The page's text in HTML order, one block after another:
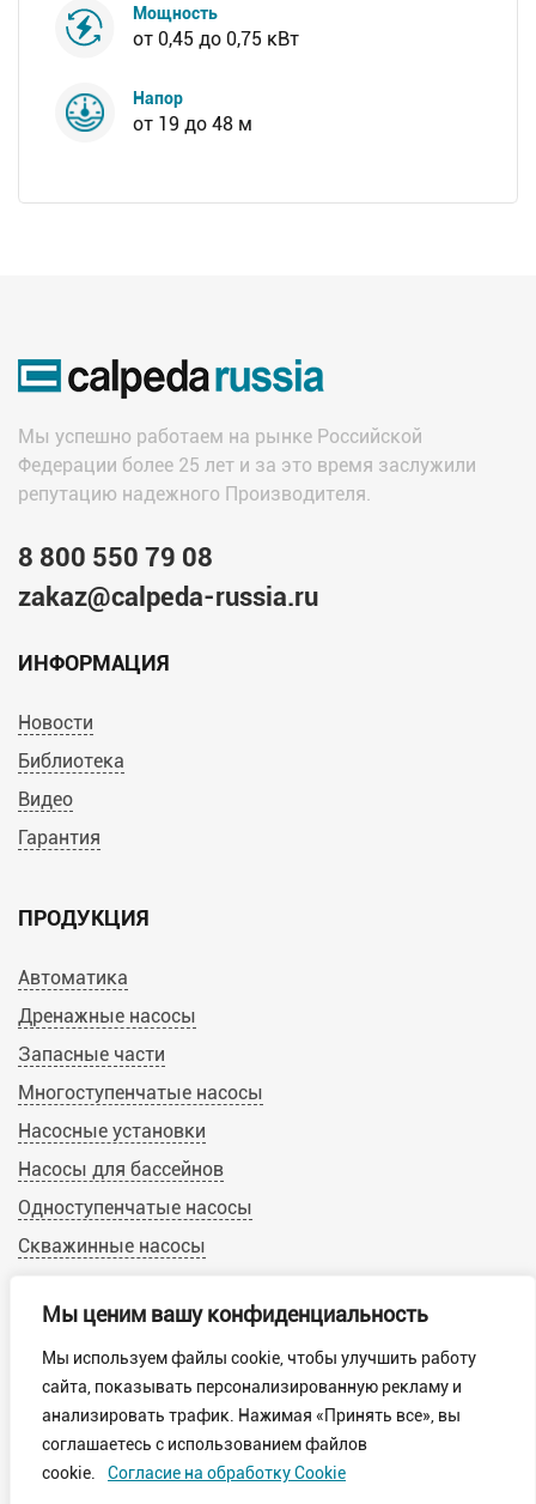
Мы ценим вашу конфиденциальность
Мы используем файлы cookie, чтобы улучшить работу
сайта, показывать персонализированную рекламу и
анализировать трафик. Нажимая «Принять все», вы
соглашаетесь с использованием файлов
cookie.
Согласие на обработку Cookie
Мощность
от 0,45 до 0,75 кВт
Напор
от 19 до 48 м
Мы успешно работаем на рынке Российской
Федерации более 25 лет и за это время заслужили
репутацию надежного Производителя.
8 800 550 79 08
zakaz@calpeda-russia.ru
ИНФОРМАЦИЯ
Новости
Библиотека
Видео
Гарантия
ПРОДУКЦИЯ
Автоматика
Дренажные насосы
Запасные части
Многоступенчатые насосы
Насосные установки
Насосы для бассейнов
Одноступенчатые насосы
Скважинные насосы
© 2019-2022 Calpeda-Russia.ru
Пользовательское соглашение
Обработка персональных данных
Политика конфиденциальности
Обработка файлов cookie